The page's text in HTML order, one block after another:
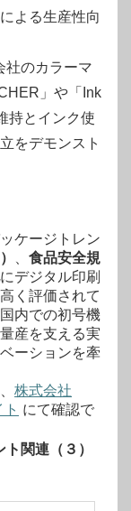
よる生産性向
社のカラーマ
」や「Ink
持とインク使
をデモンスト
ケージトレン
食品安全規
にデジタル印刷
く評価されて
内での初号機
産を支える実
ーションを牽
株式会社
にて確認で
関連（３）